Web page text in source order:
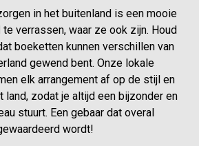
in het buitenland is een mooie
verrassen, waar ze ook zijn. Houd
boeketten kunnen verschillen van
gewend bent. Onze lokale
elk arrangement af op de stijl en
land, zodat je altijd een bijzonder en
stuurt. Een gebaar dat overal
wordt!